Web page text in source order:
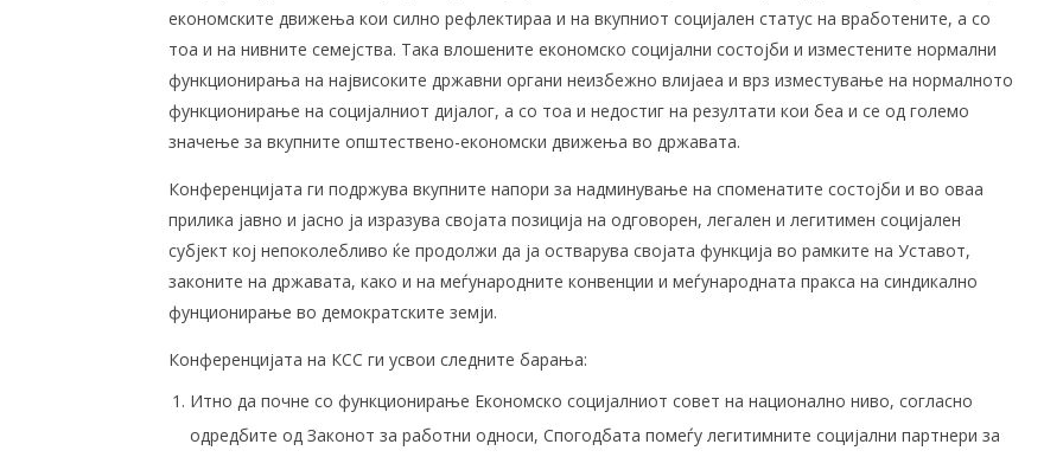
економските движења кои силно рефлектираа и на вкупниот социјален статус на вработените, а со
тоа и на нивните семејства. Така влошените економско социјални состојби и изместените нормални
функционирања на највисоките државни органи неизбежно влијаеа и врз изместување на нормалното
функционирање на социјалниот дијалог, а со тоа и недостиг на резултати кои беа и се од голeмо
значење за вкупните општествено-економски движења во државата.
Конференцијата ги подржува вкупните напори за надминување на споменатите состојби и во оваа
прилика јавно и јасно ја изразува својата позиција на одговорен, легален и легитимен социјален
субјект кој непоколебливо ќе продолжи да ја остварува својата функција во рамките на Уставот,
законите на државата, како и на меѓународните конвенции и меѓународната пракса на синдикално
фунционирање во демократските земји.
Конференцијата на КСС ги усвои следните барања:
Итно да почне со функционирање Економско социјалниот совет на национално ниво, согласно
одредбите од Законот за работни односи, Спогодбата помеѓу легитимните социјални партнери за